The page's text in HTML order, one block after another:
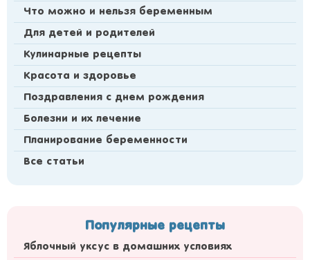
Что можно и нельзя беременным
Для детей и родителей
Кулинарные рецепты
Красота и здоровье
Поздравления с днем рождения
Болезни и их лечение
Планирование беременности
Все статьи
Популярные рецепты
Яблочный уксус в домашних условиях